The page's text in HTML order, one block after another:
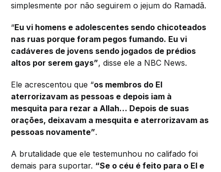
simplesmente por não seguirem o jejum do Ramadã.
“Eu vi homens e adolescentes sendo chicoteados
nas ruas porque foram pegos fumando. Eu vi
cadáveres de jovens sendo jogados de prédios
altos por serem gays”, disse ele a NBC News.
Ele acrescentou que “os membros do EI
aterrorizavam as pessoas e depois iam à
mesquita para rezar a Allah… Depois de suas
orações, deixavam a mesquita e aterrorizavam as
pessoas novamente”.
A brutalidade que ele testemunhou no califado foi
demais para suportar. “Se o céu é feito para o EI e